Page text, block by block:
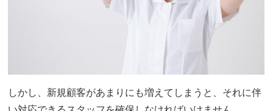
しかし、新規顧客があまりにも増えてしまうと、それに伴